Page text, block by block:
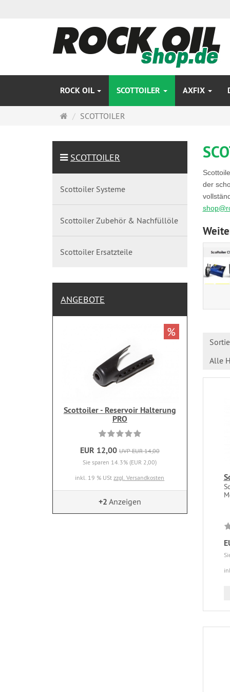
ROCK OIL SCOTTOILER AXFIX
Startseite
SCOTTOILER
der
Alle
SCOTTOILER
Scottoiler Systeme
Scottoiler Zubehör & Nachfüllöle
Scottoiler Ersatzteile
ANGEBOTE
Scottoiler - Reservoir Halterung
PRO
EUR 12,00 UVP EUR 14,00
Sie sparen 14.3% (EUR 2,00)
inkl. 19 % UStzzgl. Versandkosten
%
+2 Anzeigen